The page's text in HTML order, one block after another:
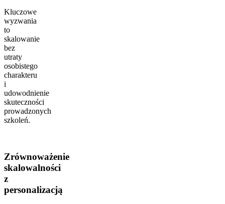
Kluczowe
wyzwania
to
skalowanie
bez
utraty
osobistego
charakteru
i
udowodnienie
skuteczności
prowadzonych
szkoleń.
Zrównoważenie
skalowalności
z
personalizacją